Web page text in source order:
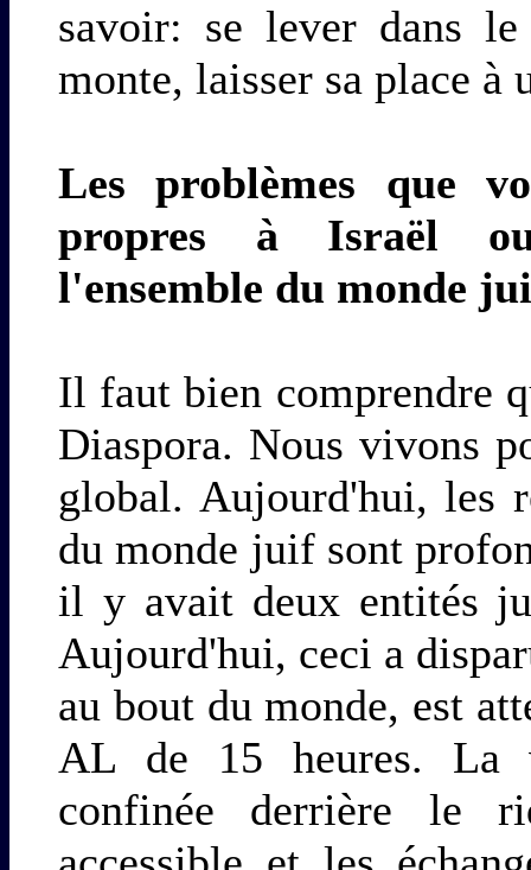
savoir: se lever dans le
monte, laisser sa place à
Les problèmes que
propres à Israël ou
l'ensemble du monde
Il faut bien comprendre
Diaspora. Nous vivons
global. Aujourd'hui, les
du monde juif sont
il y avait deux entités
Aujourd'hui, ceci a
au bout du monde, est
AL de 15 heures. La
confinée derrière le